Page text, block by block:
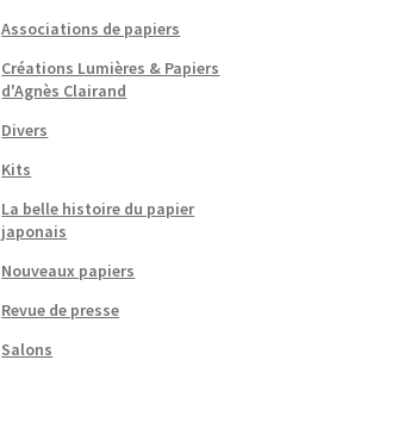
Associations de papiers
Créations Lumières & Papiers
d'Agnès Clairand
Divers
Kits
La belle histoire du papier
japonais
Nouveaux papiers
Revue de presse
Salons